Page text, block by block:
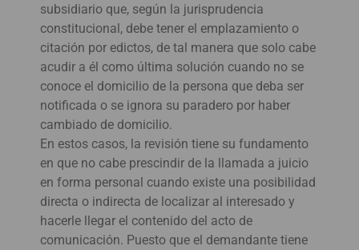
subsidiario que, según la jurisprudencia
constitucional, debe tener el emplazamiento o
citación por edictos, de tal manera que solo cabe
acudir a él como última solución cuando no se
conoce el domicilio de la persona que deba ser
notificada o se ignora su paradero por haber
cambiado de domicilio.
En estos casos, la revisión tiene su fundamento
en que no cabe prescindir de la llamada a juicio
en forma personal cuando existe una posibilidad
directa o indirecta de localizar al interesado y
hacerle llegar el contenido del acto de
comunicación. Puesto que el demandante tiene